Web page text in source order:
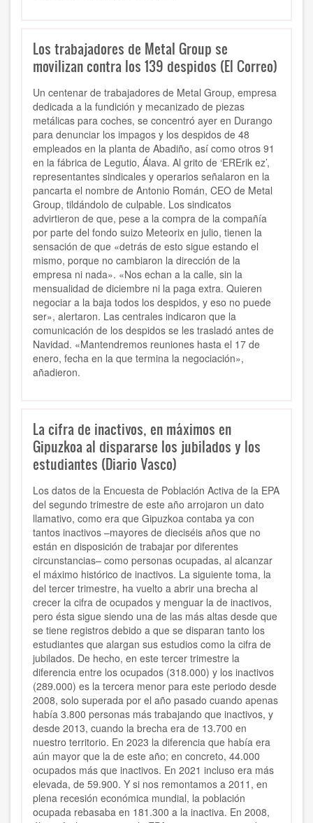
Los trabajadores de Metal Group se
movilizan contra los 139 despidos (El Correo)
Un centenar de trabajadores de Metal Group, empresa
dedicada a la fundición y mecanizado de piezas
metálicas para coches, se concentró ayer en Durango
para denunciar los impagos y los despidos de 48
empleados en la planta de Abadiño, así como otros 91
en la fábrica de Legutio, Álava. Al grito de ‘ERErik ez’,
representantes sindicales y operarios señalaron en la
pancarta el nombre de Antonio Román, CEO de Metal
Group, tildándolo de culpable. Los sindicatos
advirtieron de que, pese a la compra de la compañía
por parte del fondo suizo Meteorix en julio, tienen la
sensación de que «detrás de esto sigue estando el
mismo, porque no cambiaron la dirección de la
empresa ni nada». «Nos echan a la calle, sin la
mensualidad de diciembre ni la paga extra. Quieren
negociar a la baja todos los despidos, y eso no puede
ser», alertaron. Las centrales indicaron que la
comunicación de los despidos se les trasladó antes de
Navidad. «Mantendremos reuniones hasta el 17 de
enero, fecha en la que termina la negociación»,
añadieron.
La cifra de inactivos, en máximos en
Gipuzkoa al dispararse los jubilados y los
estudiantes (Diario Vasco)
Los datos de la Encuesta de Población Activa de la EPA
del segundo trimestre de este año arrojaron un dato
llamativo, como era que Gipuzkoa contaba ya con
tantos inactivos –mayores de dieciséis años que no
están en disposición de trabajar por diferentes
circunstancias– como personas ocupadas, al alcanzar
el máximo histórico de inactivos. La siguiente toma, la
del tercer trimestre, ha vuelto a abrir una brecha al
crecer la cifra de ocupados y menguar la de inactivos,
pero ésta sigue siendo una de las más altas desde que
se tiene registros debido a que se disparan tanto los
estudiantes que alargan sus estudios como la cifra de
jubilados. De hecho, en este tercer trimestre la
diferencia entre los ocupados (318.000) y los inactivos
(289.000) es la tercera menor para este periodo desde
2008, solo superada por el año pasado cuando apenas
había 3.800 personas más trabajando que inactivos, y
desde 2013, cuando la brecha era de 13.700 en
nuestro territorio. En 2023 la diferencia que había era
aún mayor que la de este año; en concreto, 44.000
ocupados más que inactivos. En 2021 incluso era más
elevada, de 59.900. Y si nos remontamos a 2011, en
plena recesión económica mundial, la población
ocupada rebasaba en 181.300 a la inactiva. En 2008,